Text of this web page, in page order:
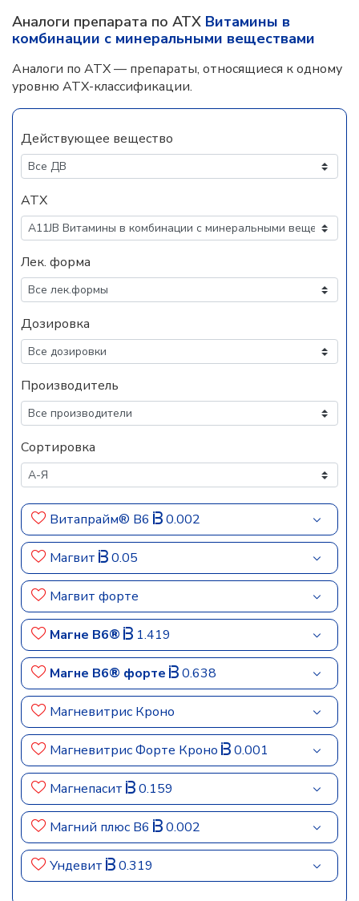
Аналоги препарата по АТХ Витамины в
комбинации с минеральными веществами
Аналоги по АТХ — препараты, относящиеся к одному
уровню АТХ-классификации.
Действующее вещество
АТХ
Лек. форма
Дозировка
Производитель
Сортировка
Витапрайм® В6 0.002
Магвит 0.05
Магвит форте
Магне B6® 1.419
Магне B6® форте 0.638
Магневитрис Кроно
Магневитрис Форте Кроно 0.001
Магнепасит 0.159
Магний плюс В6 0.002
Ундевит 0.319